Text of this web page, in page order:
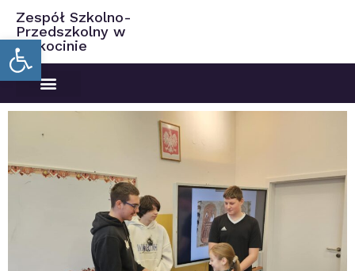
Open toolbar
Zespół Szkolno-
Przedszkolny w
Ciekocinie